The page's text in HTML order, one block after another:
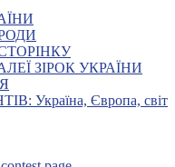
ЗІРОК УКРАЇНИ
Україна, Європа, світ